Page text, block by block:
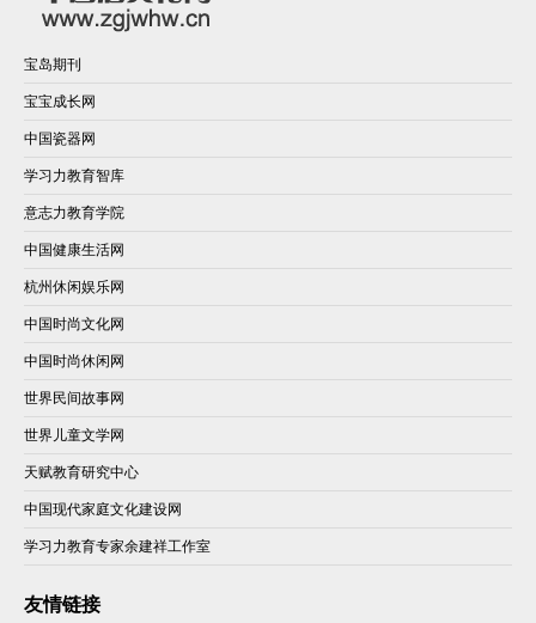
宝岛期刊
宝宝成长网
中国瓷器网
学习力教育智库
意志力教育学院
中国健康生活网
杭州休闲娱乐网
中国时尚文化网
中国时尚休闲网
世界民间故事网
世界儿童文学网
天赋教育研究中心
中国现代家庭文化建设网
学习力教育专家余建祥工作室
友情链接